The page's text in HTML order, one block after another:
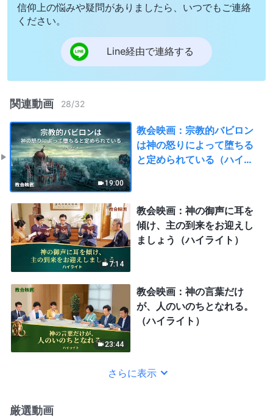
信仰上の悩みや疑問がありましたら、いつでもご連絡
ください。
Line経由で連絡する
関連動画 28/32
19:00
教会映画：宗教的バビロン
は神の怒りによって堕ちる
と定められている（ハイラ
7:14
教会映画：神の御声に耳を
傾け、主の到来をお迎えし
ましょう（ハイライト）
23:44
教会映画：神の言葉だけ
が、人のいのちとなれる。
（ハイライト）
さらに表示
厳選動画